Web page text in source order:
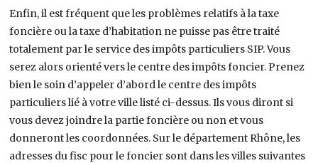
Enfin, il est fréquent que les problèmes relatifs à la taxe
foncière ou la taxe d’habitation ne puisse pas être traité
totalement par le service des impôts particuliers SIP. Vous
serez alors orienté vers le centre des impôts foncier. Prenez
bien le soin d’appeler d’abord le centre des impôts
particuliers lié à votre ville listé ci-dessus. Ils vous diront si
vous devez joindre la partie foncière ou non et vous
donneront les coordonnées. Sur le département Rhône, les
adresses du fisc pour le foncier sont dans les villes suivantes